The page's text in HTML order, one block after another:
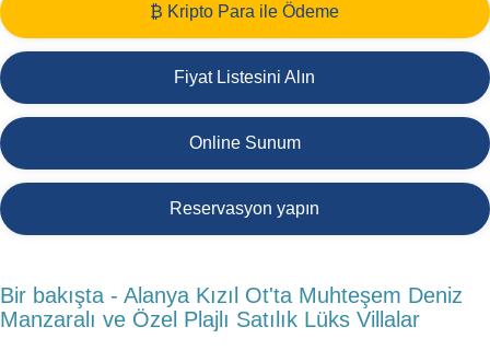
₿ Kripto Para ile Ödeme
Fiyat Listesini Alın
Online Sunum
Reservasyon yapın
Bir bakışta - Alanya Kızıl Ot'ta Muhteşem Deniz
Manzaralı ve Özel Plajlı Satılık Lüks Villalar